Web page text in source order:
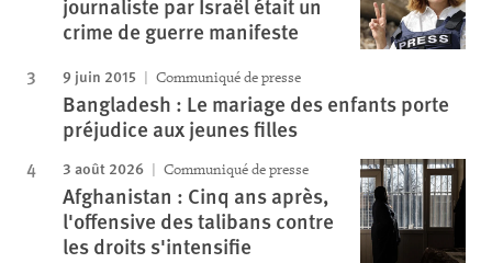
journaliste par Israël était un
crime de guerre manifeste
9 juin 2015 Communiqué de presse
Bangladesh : Le mariage des enfants porte
préjudice aux jeunes filles
3 août 2026 Communiqué de presse
Afghanistan : Cinq ans après,
l'offensive des talibans contre
les droits s'intensifie